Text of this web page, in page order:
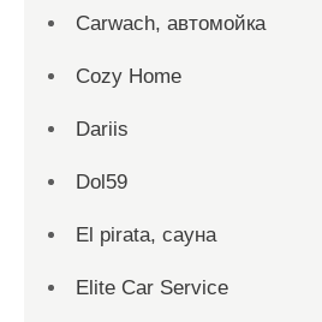
Carwach, автомойка
Cozy Home
Dariis
Dol59
El pirata, сауна
Elite Car Service